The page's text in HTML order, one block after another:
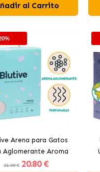
al Carrito
Arena para Gatos
Aglomerante Aroma
Fresh
26.00 € 20.80 €